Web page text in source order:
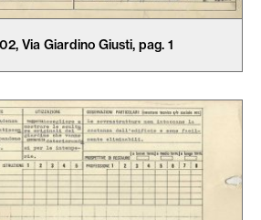
Via Giardino Giusti, pag. 1